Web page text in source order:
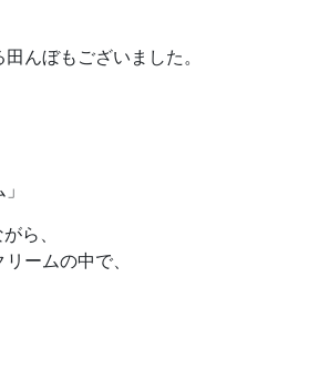
んぼもございました。
ら、
ームの中で、